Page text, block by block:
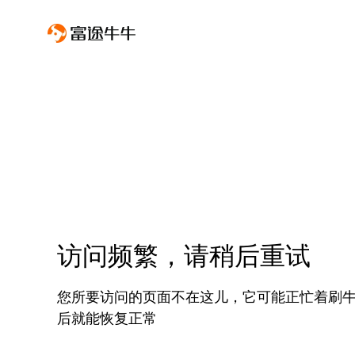
访问频繁，请稍后重试
您所要访问的页面不在这儿，它可能正忙着刷
后就能恢复正常